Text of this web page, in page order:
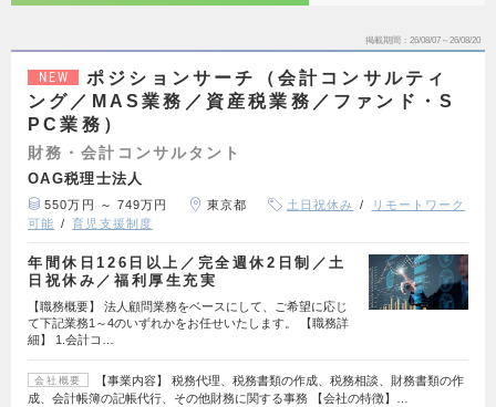
掲載期間 26/08/07～26/08/20
NEW
ポジションサーチ（会計コンサルティ
ング／MAS業務／資産税業務／ファンド・S
PC業務）
財務・会計コンサルタント
OAG税理士法人
550万円 ～ 749万円 東京都 土日祝休み
リモートワーク
可能
育児支援制度
年間休日126日以上／完全週休2日制／土
日祝休み／福利厚生充実
【職務概要】 法人顧問業務をベースにして、ご希望に応じ
て下記業務1～4のいずれかをお任せいたします。 【職務詳
細】 1.会計コ…
会社概要
【事業内容】 税務代理、税務書類の作成、税務相談、財務書類の作
成、会計帳簿の記帳代行、その他財務に関する事務 【会社の特徴】…